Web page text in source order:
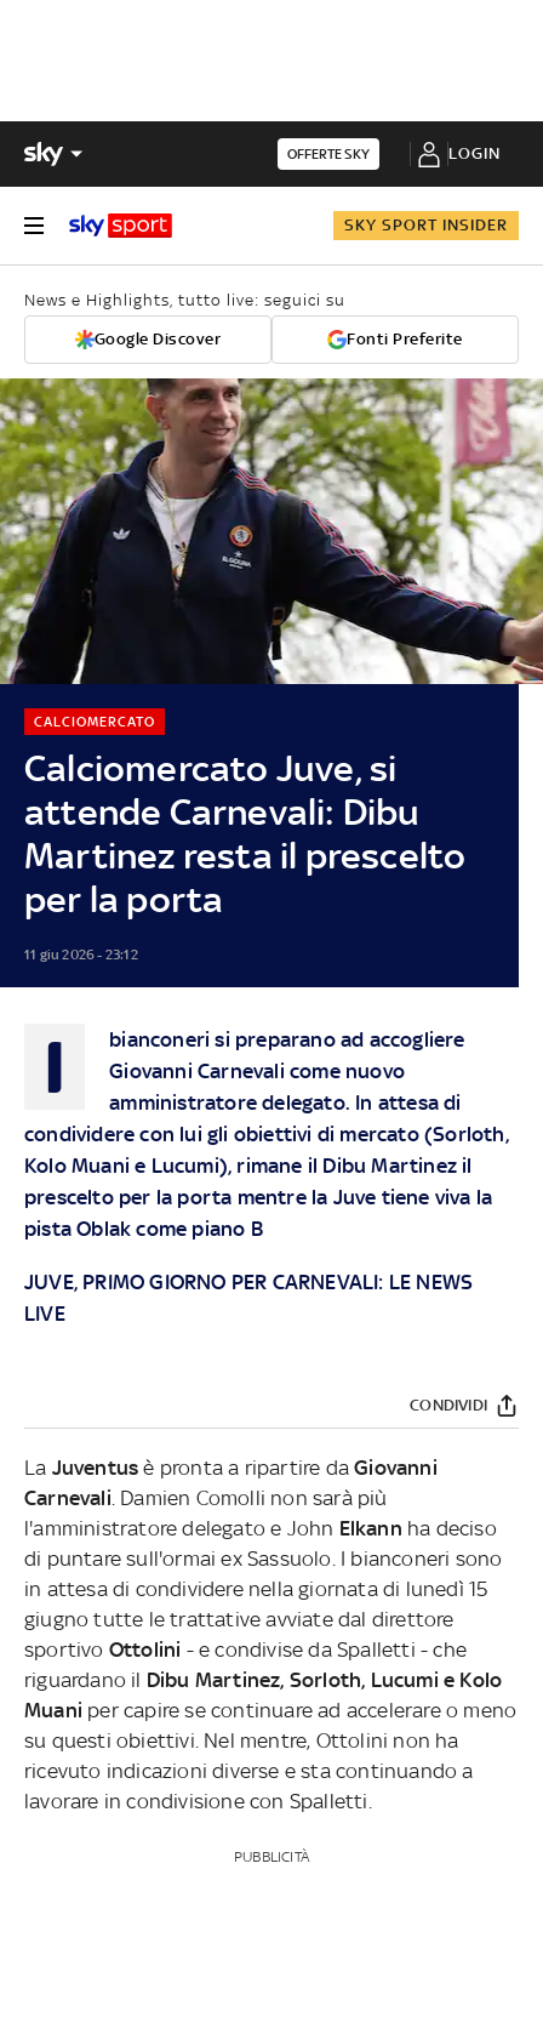
OFFERTE SKY LOGIN
SKY SPORT INSIDER
News e Highlights, tutto live: seguici su
Google Discover Fonti Preferite
Calciomercato Juve, si
attende Carnevali: Dibu
Martinez resta il prescelto
per la porta
CALCIOMERCATO
11 giu 2026 - 23:12
I
bianconeri si preparano ad accogliere
Giovanni Carnevali come nuovo
amministratore delegato. In attesa di
condividere con lui gli obiettivi di mercato (Sorloth,
Kolo Muani e Lucumi), rimane il Dibu Martinez il
prescelto per la porta mentre la Juve tiene viva la
pista Oblak come piano B
JUVE, PRIMO GIORNO PER CARNEVALI: LE NEWS
LIVE
CONDIVIDI
La Juventus è pronta a ripartire daGiovanni
Carnevali . Damien Comolli non sarà più
l'amministratore delegato e John Elkann ha deciso
di puntare sull'ormai ex Sassuolo. I bianconeri sono
in attesa di condividere nella giornata di lunedì 15
giugno tutte le trattative avviate dal direttore
sportivo Ottolini - e condivise da Spalletti - che
riguardano il Dibu Martinez, Sorloth, Lucumi e Kolo
Muani per capire se continuare ad accelerare o meno
su questi obiettivi. Nel mentre, Ottolini non ha
ricevuto indicazioni diverse e sta continuando a
lavorare in condivisione con Spalletti.
PUBBLICITÀ